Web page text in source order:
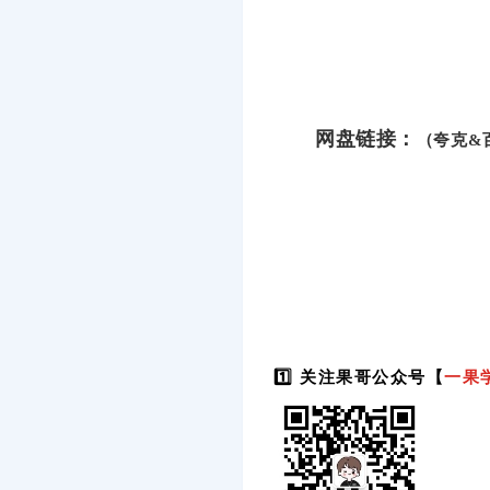
网盘链接： （夸克&
1️⃣ 关注果哥公众号【一果